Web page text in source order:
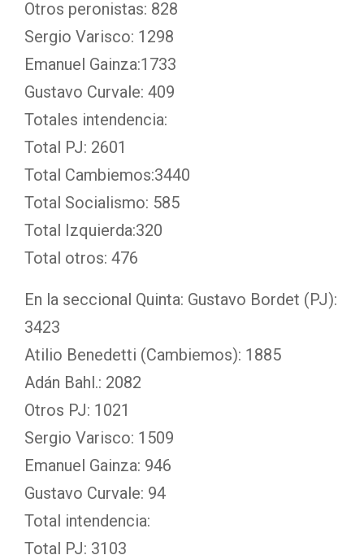
Otros peronistas: 828
Sergio Varisco: 1298
Emanuel Gainza:1733
Gustavo Curvale: 409
Totales intendencia:
Total PJ: 2601
Total Cambiemos:3440
Total Socialismo: 585
Total Izquierda:320
Total otros: 476
En la seccional Quinta: Gustavo Bordet (PJ):
3423
Atilio Benedetti (Cambiemos): 1885
Adán Bahl.: 2082
Otros PJ: 1021
Sergio Varisco: 1509
Emanuel Gainza: 946
Gustavo Curvale: 94
Total intendencia:
Total PJ: 3103